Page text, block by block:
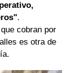
.
cobran por
es otra de